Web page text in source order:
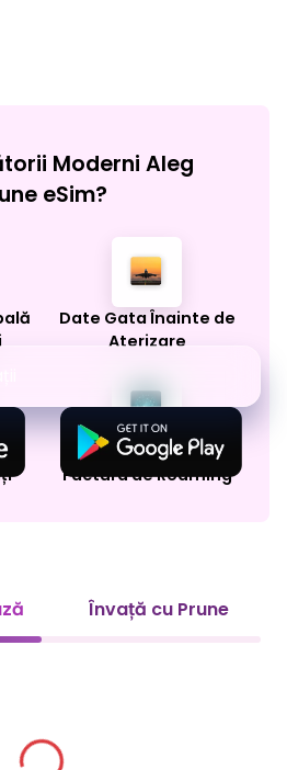
Moderni Aleg
eSim?
Date Gata Înainte de
Aterizare
Fără Surprize la
Factura de Roaming
Învață cu Prune